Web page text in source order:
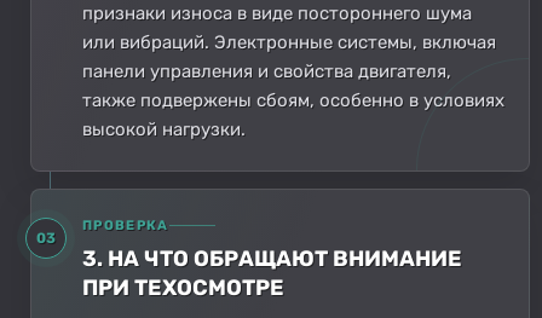
признаки износа в виде постороннего шума
или вибраций. Электронные системы, включая
панели управления и свойства двигателя,
также подвержены сбоям, особенно в условиях
высокой нагрузки.
03
ПРОВЕРКА
3. НА ЧТО ОБРАЩАЮТ ВНИМАНИЕ
ПРИ ТЕХОСМОТРЕ